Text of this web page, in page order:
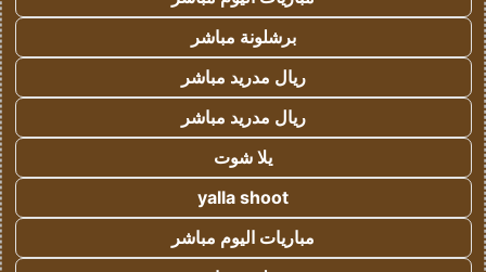
برشلونة مباشر
ريال مدريد مباشر
ريال مدريد مباشر
يلا شوت
yalla shoot
مباريات اليوم مباشر